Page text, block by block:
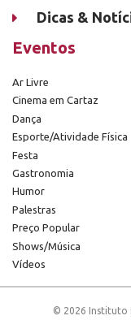
Dicas &
Eventos
Ar Livre
Cinema em Cartaz
Dança
Esporte/Atividade Física
Festa
Gastronomia
Humor
Palestras
Preço Popular
Shows/Música
Vídeos
© 2026 Instituto